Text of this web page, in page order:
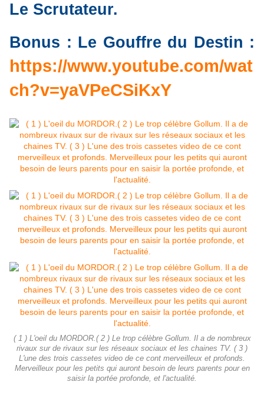
Le Scrutateur.
Bonus : Le Gouffre du Destin :
https://www.youtube.com/wat
ch?v=yaVPeCSiKxY
( 1 ) L'oeil du MORDOR.( 2 ) Le trop célèbre Gollum. Il a de nombreux
rivaux sur de rivaux sur les réseaux sociaux et les chaines TV. ( 3 )
L'une des trois cassetes video de ce cont merveilleux et profonds.
Merveilleux pour les petits qui auront besoin de leurs parents pour en
saisir la portée profonde, et l'actualité.